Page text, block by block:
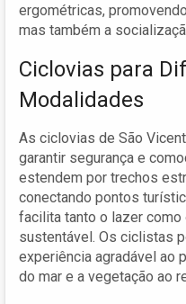
ergométricas,
mas também a
Ciclovias para
Modalidades
As ciclovias de São
garantir segurança e
estendem por trechos
conectando pontos
facilita tanto o lazer
sustentável. Os ciclistas
experiência agradável ao
do mar e a vegetação ao